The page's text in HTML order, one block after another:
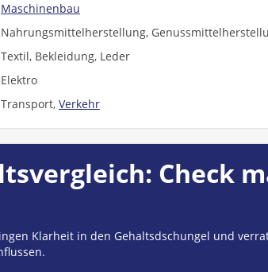
Maschinenbau
Nahrungsmittelherstellung,
Textil, Bekleidung, Leder
Elektro
Transport, Verkehr
Check
Klarheit in den Gehaltsdschungel und